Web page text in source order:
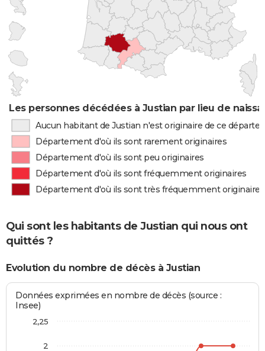
Les personnes décédées à Justian par lieu de
Aucun habitant de Justian n'est originaire de ce
Département d'où ils sont rarement originaires
Département d'où ils sont peu originaires
Département d'où ils sont fréquemment originaires
Département d'où ils sont très fréquemment originaires
Qui sont les habitants de Justian qui nous ont
quittés ?
Evolution du nombre de décès à Justian
Données exprimées en nombre de décès (source :
Insee)
2
2,25